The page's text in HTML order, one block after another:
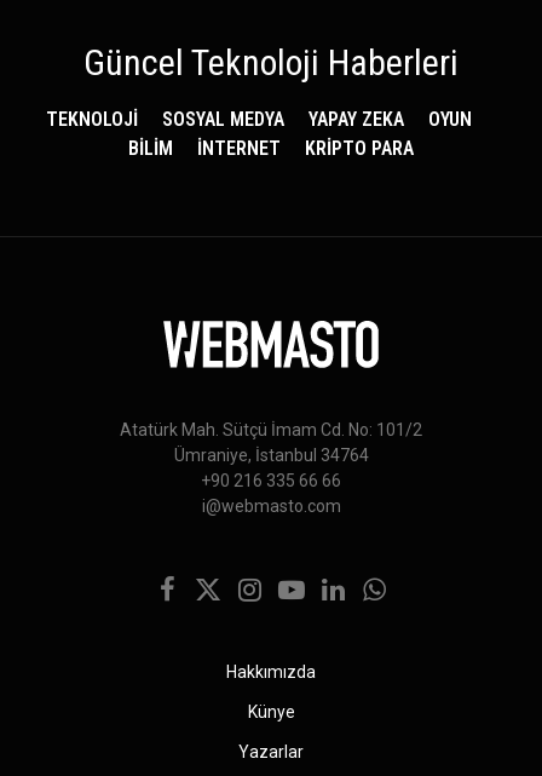
Güncel Teknoloji Haberleri
TEKNOLOJİ SOSYAL MEDYA YAPAY ZEKA
OYUN
BİLİM
İNTERNET KRİPTO PARA
Atatürk Mah. Sütçü İmam Cd. No: 101/2
Ümraniye, İstanbul 34764
+90 216 335 66 66
i@webmasto.com
Facebook
X
Instagram
YouTubeLinkedInWhatsApp
Hakkımızda
Künye
Yazarlar